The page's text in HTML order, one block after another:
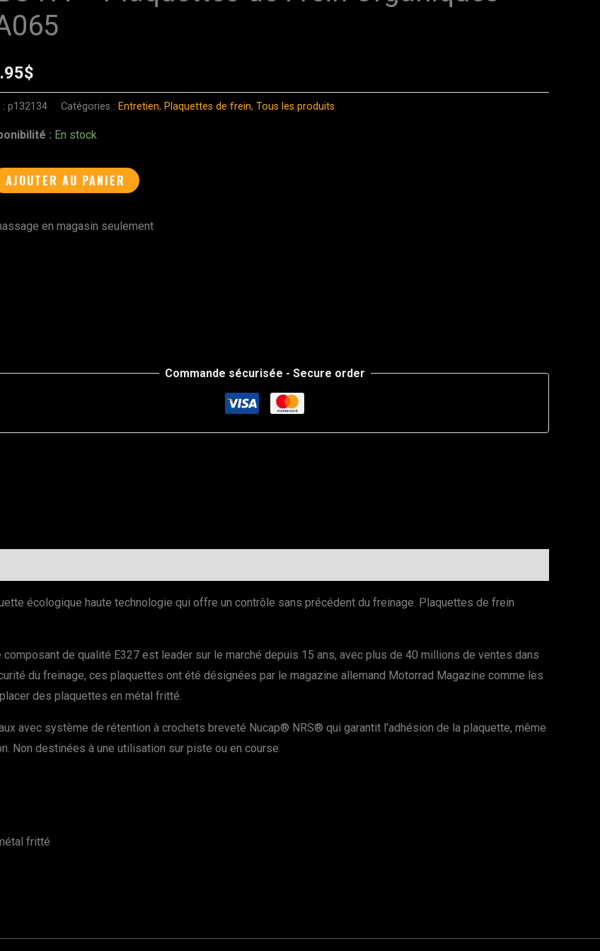
$
: p132134 Catégories : Entretien, Plaquettes de frein, Tous les produits
: En stock
AJOUTER AU PANIER
en magasin seulement
Commande sécurisée - Secure order
écologique haute technologie qui offre un contrôle sans précédent du freinage. Plaquettes de frein
de qualité E327 est leader sur le marché depuis 15 ans, avec plus de 40 millions de ventes dans
du freinage, ces plaquettes ont été désignées par le magazine allemand Motorrad Magazine comme les
des plaquettes en métal fritté.
avec système de rétention à crochets breveté Nucap® NRS® qui garantit l’adhésion de la plaquette, même
Non destinées à une utilisation sur piste ou en course.
fritté